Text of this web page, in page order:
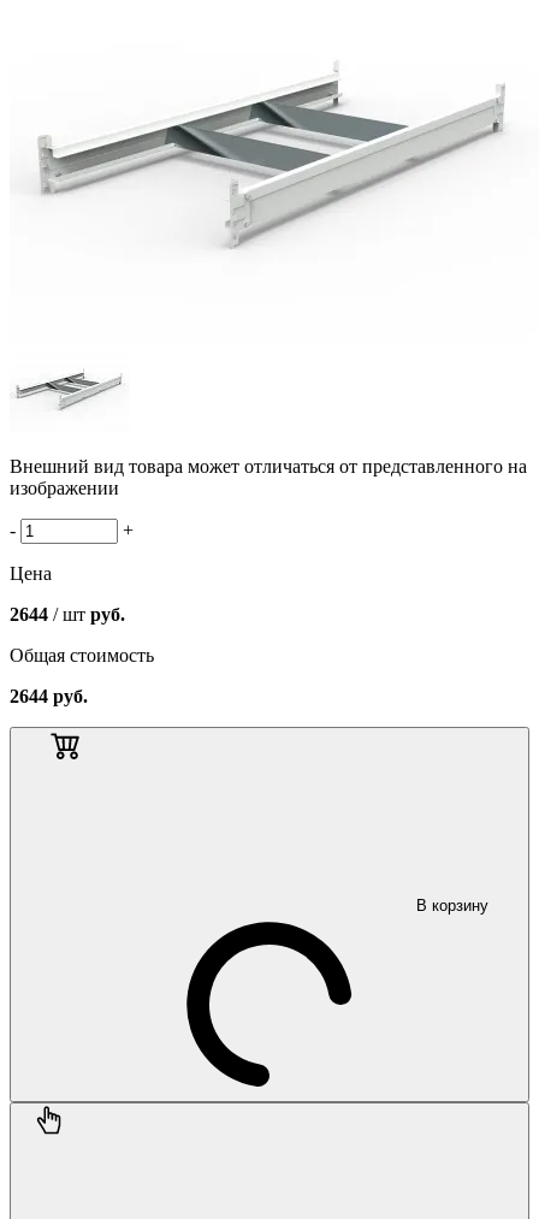
Внешний вид товара может отличаться от представленного на
изображении
- +
Цена
2644 / шт руб.
Общая стоимость
2644 руб.
В корзину